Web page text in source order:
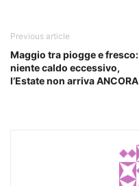
Previous article
Maggio tra piogge e fresco:
niente caldo eccessivo,
l’Estate non arriva ANCORA